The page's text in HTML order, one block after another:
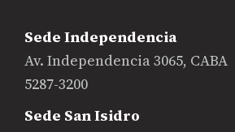
Sede Independencia
Av. Independencia 3065, CABA
5287-3200
Sede San Isidro